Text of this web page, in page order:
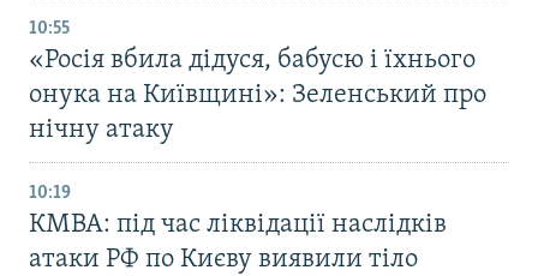
10:55
«Росія вбила дідуся, бабусю і їхнього
онука на Київщині»: Зеленський про
нічну атаку
10:19
КМВА: під час ліквідації наслідків
атаки РФ по Києву виявили тіло